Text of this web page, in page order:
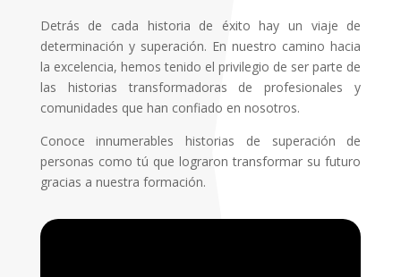
Detrás de cada historia de éxito hay un viaje de
determinación y superación. En nuestro camino hacia
la excelencia, hemos tenido el privilegio de ser parte de
las historias transformadoras de profesionales y
comunidades que han confiado en nosotros.
Conoce innumerables historias de superación de
personas como tú que lograron transformar su futuro
gracias a nuestra formación.